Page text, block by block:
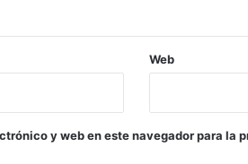
Web
y web en este navegador para la